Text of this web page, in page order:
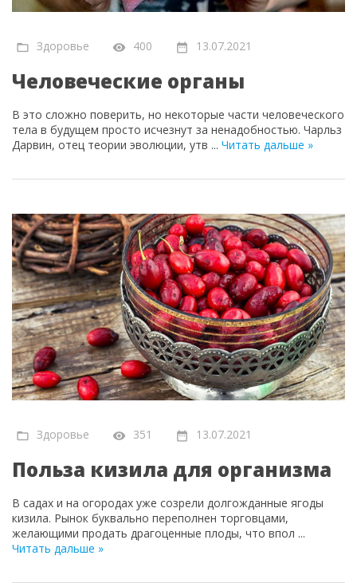
Здоровье 400 13.07.2021
Человеческие органы
В это сложно поверить, но некоторые части человеческого
тела в будущем просто исчезнут за ненадобностью. Чарльз
Дарвин, отец теории эволюции, утв ... Читать дальше »
Здоровье 351 13.07.2021
Польза кизила для организма
В садах и на огородах уже созрели долгожданные ягоды
кизила. Рынок буквально переполнен торговцами,
желающими продать драгоценные плоды, что впол ...
Читать дальше »